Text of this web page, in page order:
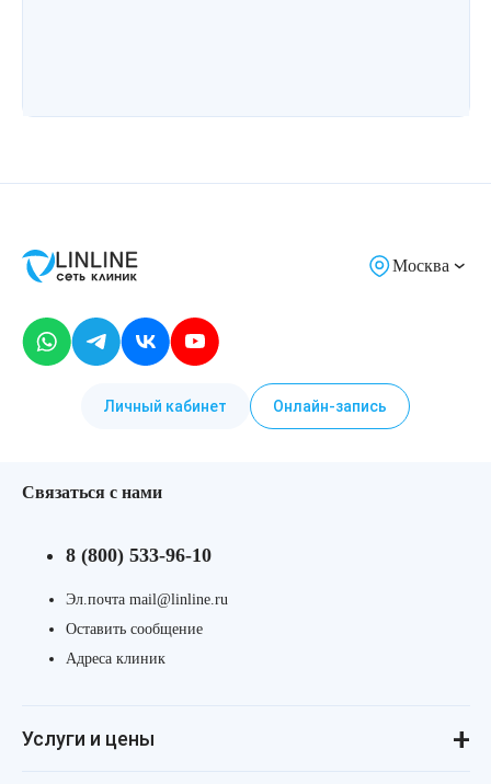
Москва
Личный кабинет Онлайн-запись
Связаться с нами
8 (800) 533-96-10
Эл.почта mail@linline.ru
Оставить сообщение
Адреса клиник
Услуги и цены
Консультации